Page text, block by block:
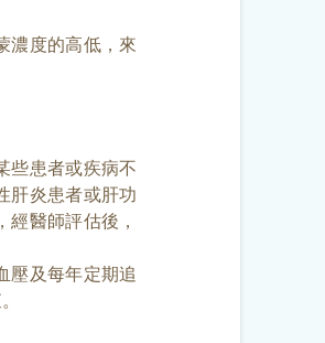
濃度的高低，來
些患者或疾病不
肝炎患者或肝功
醫師評估後，
壓及每年定期追